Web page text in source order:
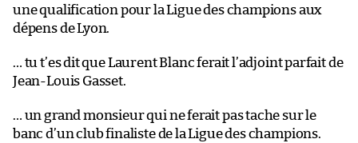
une qualification pour la Ligue des champions aux
dépens de Lyon.
… tu t’es dit que Laurent Blanc ferait l’adjoint parfait de
Jean-Louis Gasset.
… un grand monsieur qui ne ferait pas tache sur le
banc d’un club finaliste de la Ligue des champions.